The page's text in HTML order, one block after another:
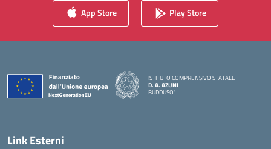
App Store Play Store
ISTITUTO COMPRENSIVO STATALE
D. A. AZUNI
BUDDUSO'
Link Esterni